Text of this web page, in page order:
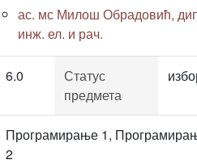
ас. мс Милош Обрадовић,
инж. ел. и рач.
6.0
Статус
предмета
Програмирање 1,
2